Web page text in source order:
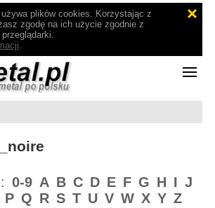
plików cookies. Korzystając z
zgodę na ich użycie zgodnie z
.
0-9 A B C D E F G H I J
P Q R S T U V W X Y Z